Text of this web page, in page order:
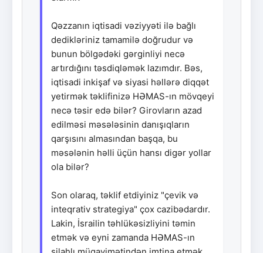
Qəzzanın iqtisadi vəziyyəti ilə bağlı
dedikləriniz tamamilə doğrudur və
bunun bölgədəki gərginliyi necə
artırdığını təsdiqləmək lazımdır. Bəs,
iqtisadi inkişaf və siyasi həllərə diqqət
yetirmək təklifinizə HƏMAS-ın mövqeyi
necə təsir edə bilər? Girovların azad
edilməsi məsələsinin danışıqların
qarşısını almasından başqa, bu
məsələnin həlli üçün hansı digər yollar
ola bilər?
Son olaraq, təklif etdiyiniz "çevik və
inteqrativ strategiya" çox cazibədardır.
Lakin, İsrailin təhlükəsizliyini təmin
etmək və eyni zamanda HƏMAS-ın